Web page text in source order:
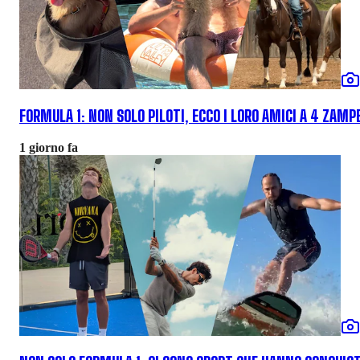
FORMULA 1: NON SOLO PILOTI, ECCO I LORO AMICI A 4
1 giorno fa